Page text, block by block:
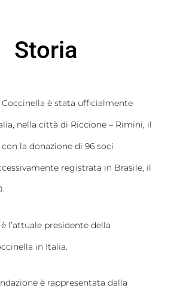
Storia
Coccinella è stata ufficialmente
nella città di Riccione – Rimini, il
la donazione di 96 soci
registrata in Brasile, il
l’attuale presidente della
in Italia.
è rappresentata dalla